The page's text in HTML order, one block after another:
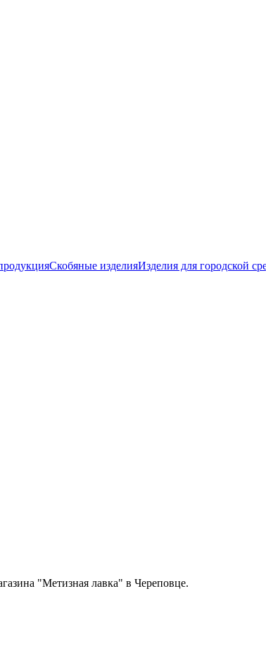
Скобяные изделияИзделия для городской
"Метизная лавка" в Череповце.